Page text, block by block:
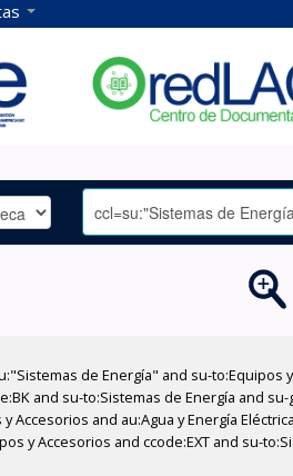
de Energía" and su-to:Equipos
and su-to:Sistemas de Energía and
Accesorios and au:Agua y Energía
y Accesorios and ccode:EXT and su-